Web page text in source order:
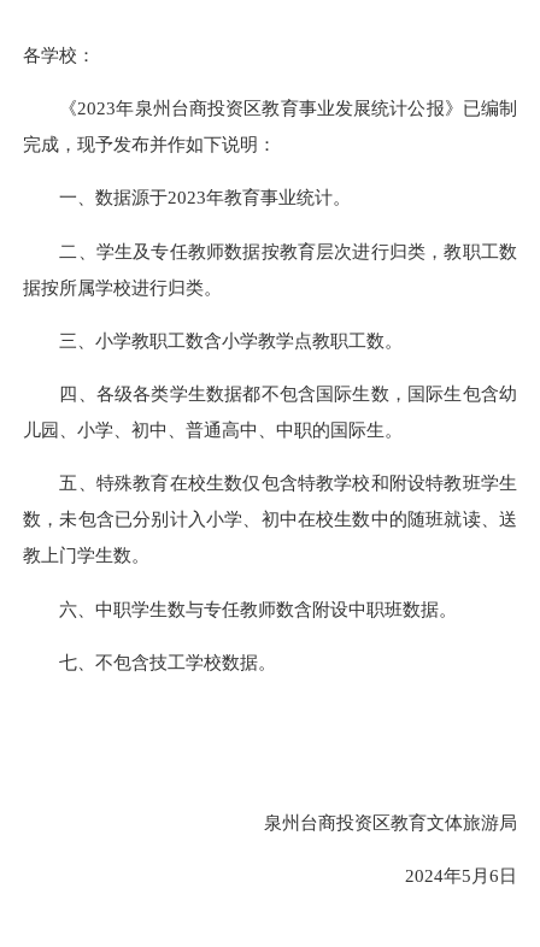
各学校：
《2023年泉州台商投资区教育事业发展统计公报》已编制
完成，现予发布并作如下说明：
一、数据源于2023年教育事业统计。
二、学生及专任教师数据按教育层次进行归类，教职工数
据按所属学校进行归类。
三、小学教职工数含小学教学点教职工数。
四、各级各类学生数据都不包含国际生数，国际生包含幼
儿园、小学、初中、普通高中、中职的国际生。
五、特殊教育在校生数仅包含特教学校和附设特教班学生
数，未包含已分别计入小学、初中在校生数中的随班就读、送
教上门学生数。
六、中职学生数与专任教师数含附设中职班数据。
七、不包含技工学校数据。
泉州台商投资区教育文体旅游局
2024年5月6日